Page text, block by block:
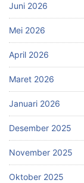
Juni 2026
Mei 2026
April 2026
Maret 2026
Januari 2026
Desember 2025
November 2025
Oktober 2025